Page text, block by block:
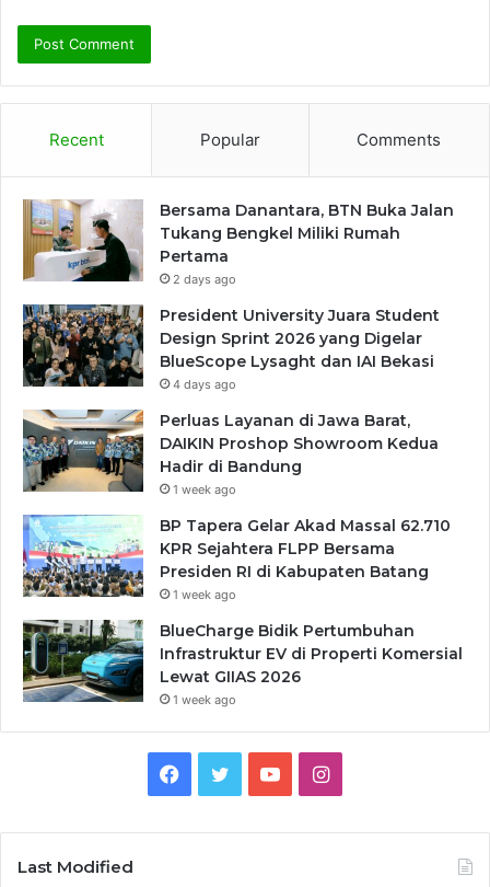
Recent Popular Comments
Bersama Danantara, BTN Buka Jalan
Tukang Bengkel Miliki Rumah
Pertama
2 days ago
President University Juara Student
Design Sprint 2026 yang Digelar
BlueScope Lysaght dan IAI Bekasi
4 days ago
Perluas Layanan di Jawa Barat,
DAIKIN Proshop Showroom Kedua
Hadir di Bandung
1 week ago
BP Tapera Gelar Akad Massal 62.710
KPR Sejahtera FLPP Bersama
Presiden RI di Kabupaten Batang
1 week ago
BlueCharge Bidik Pertumbuhan
Infrastruktur EV di Properti Komersial
Lewat GIIAS 2026
1 week ago
Facebook
TwitterYouTubeInstagram
Last Modified